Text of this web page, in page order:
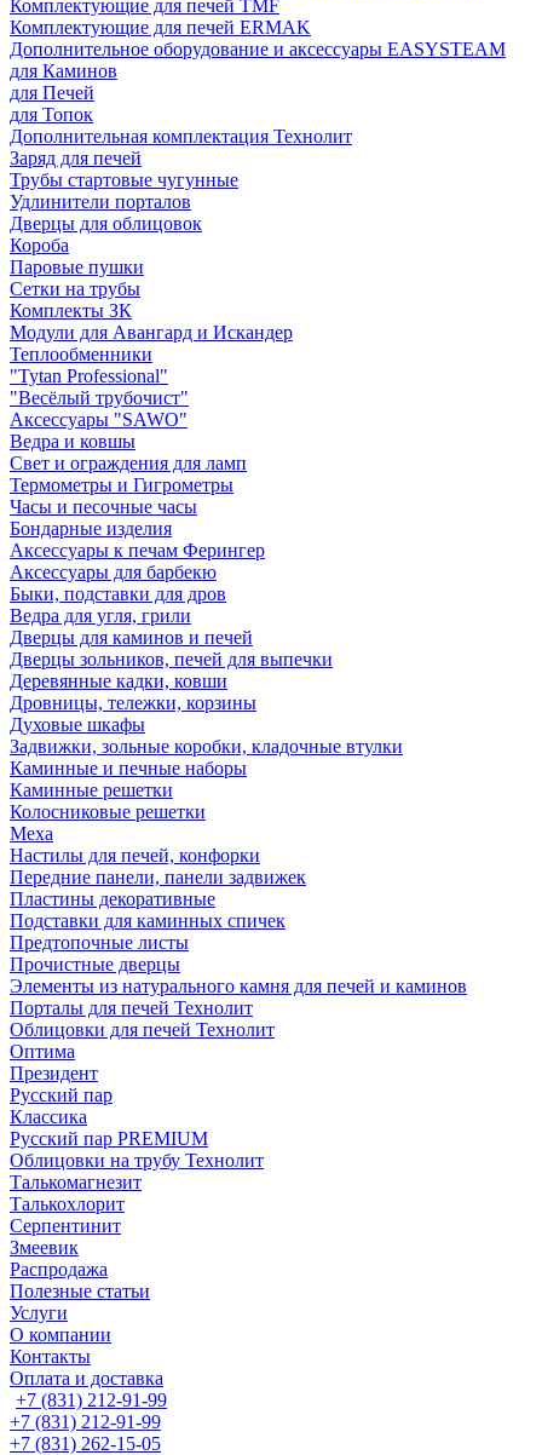
Комплектующие для печей TMF
Комплектующие для печей ERMAK
Дополнительное оборудование и аксессуары EASYSTEAM
для Каминов
для Печей
для Топок
Дополнительная комплектация Технолит
Заряд для печей
Трубы стартовые чугунные
Удлинители порталов
Дверцы для облицовок
Короба
Паровые пушки
Сетки на трубы
Комплекты ЗК
Модули для Авангард и Искандер
Теплообменники
"Tytan Professional"
"Весёлый трубочист"
Аксессуары "SAWO"
Ведра и ковшы
Свет и ограждения для ламп
Термометры и Гигрометры
Часы и песочные часы
Бондарные изделия
Аксессуары к печам Ферингер
Аксессуары для барбекю
Быки, подставки для дров
Ведра для угля, грили
Дверцы для каминов и печей
Дверцы зольников, печей для выпечки
Деревянные кадки, ковши
Дровницы, тележки, корзины
Духовые шкафы
Задвижки, зольные коробки, кладочные втулки
Каминные и печные наборы
Каминные решетки
Колосниковые решетки
Меха
Настилы для печей, конфорки
Передние панели, панели задвижек
Пластины декоративные
Подставки для каминных спичек
Предтопочные листы
Прочистные дверцы
Элементы из натурального камня для печей и каминов
Порталы для печей Технолит
Облицовки для печей Технолит
Оптима
Президент
Русский пар
Классика
Русский пар PREMIUM
Облицовки на трубу Технолит
Талькомагнезит
Талькохлорит
Серпентинит
Змеевик
Распродажа
Полезные статьи
Услуги
О компании
Контакты
Оплата и доставка
+7 (831) 212-91-99
+7 (831) 212-91-99
+7 (831) 262-15-05